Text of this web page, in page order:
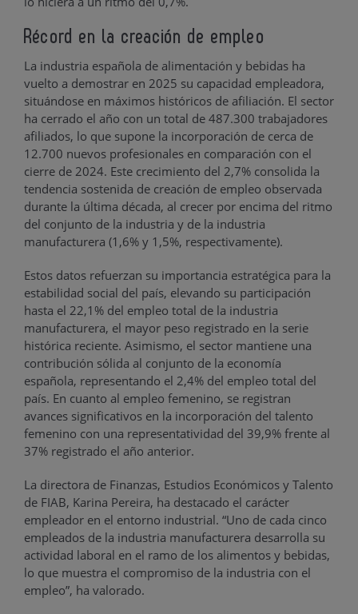
Récord en la creación de empleo
La industria española de alimentación y bebidas ha
vuelto a demostrar en 2025 su capacidad empleadora,
situándose en máximos históricos de afiliación. El sector
ha cerrado el año con un total de 487.300 trabajadores
afiliados, lo que supone la incorporación de cerca de
12.700 nuevos profesionales en comparación con el
cierre de 2024. Este crecimiento del 2,7% consolida la
tendencia sostenida de creación de empleo observada
durante la última década, al crecer por encima del ritmo
del conjunto de la industria y de la industria
manufacturera (1,6% y 1,5%, respectivamente).
Estos datos refuerzan su importancia estratégica para la
estabilidad social del país, elevando su participación
hasta el 22,1% del empleo total de la industria
manufacturera, el mayor peso registrado en la serie
histórica reciente. Asimismo, el sector mantiene una
contribución sólida al conjunto de la economía
española, representando el 2,4% del empleo total del
país. En cuanto al empleo femenino, se registran
avances significativos en la incorporación del talento
femenino con una representatividad del 39,9% frente al
37% registrado el año anterior.
La directora de Finanzas, Estudios Económicos y Talento
de FIAB, Karina Pereira, ha destacado el carácter
empleador en el entorno industrial. “Uno de cada cinco
empleados de la industria manufacturera desarrolla su
actividad laboral en el ramo de los alimentos y bebidas,
lo que muestra el compromiso de la industria con el
empleo”, ha valorado.